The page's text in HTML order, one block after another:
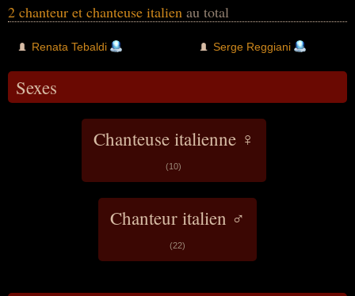
2 chanteur et chanteuse italien au total
Renata Tebaldi Serge Reggiani
Sexes
Chanteuse italienne ♀
(10)
Chanteur italien ♂
(22)